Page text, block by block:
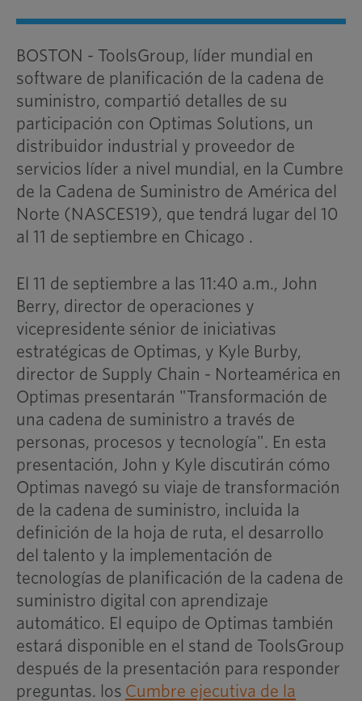
BOSTON - ToolsGroup, líder mundial en
software de planificación de la cadena de
suministro, compartió detalles de su
participación con Optimas Solutions, un
distribuidor industrial y proveedor de
servicios líder a nivel mundial, en la Cumbre
de la Cadena de Suministro de América del
Norte (NASCES19), que tendrá lugar del 10
al 11 de septiembre en Chicago .
El 11 de septiembre a las 11:40 a.m., John
Berry, director de operaciones y
vicepresidente sénior de iniciativas
estratégicas de Optimas, y Kyle Burby,
director de Supply Chain - Norteamérica en
Optimas presentarán "Transformación de
una cadena de suministro a través de
personas, procesos y tecnología". En esta
presentación, John y Kyle discutirán cómo
Optimas navegó su viaje de transformación
de la cadena de suministro, incluida la
definición de la hoja de ruta, el desarrollo
del talento y la implementación de
tecnologías de planificación de la cadena de
suministro digital con aprendizaje
automático. El equipo de Optimas también
estará disponible en el stand de ToolsGroup
después de la presentación para responder
preguntas. los Cumbre ejecutiva de la